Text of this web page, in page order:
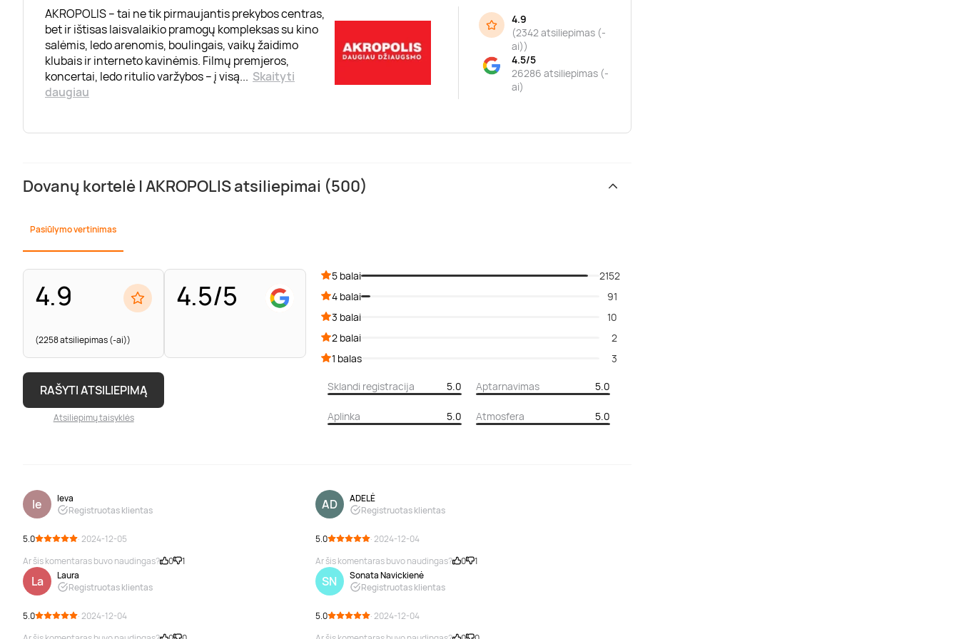
AKROPOLIS – tai ne tik pirmaujantis prekybos centras,
bet ir ištisas laisvalaikio pramogų kompleksas su kino
salėmis, ledo arenomis, boulingais, vaikų žaidimo
klubais ir interneto kavinėmis. Filmų premjeros,
koncertai, ledo ritulio varžybos – į visą... Skaityti
daugiau
4.9
(2342 atsiliepimas (-
ai))
4.5/5
26286 atsiliepimas (-
ai)
Dovanų kortelė | AKROPOLIS atsiliepimai (500)
Pasiūlymo vertinimas
4.9
(2258 atsiliepimas (-ai))
4.5/5
RAŠYTI ATSILIEPIMĄ
Atsiliepimų taisyklės
5 balai
2152
4 balai
91
3 balai
10
2 balai
2
1 balas
3
Sklandi registracija 5.0 Aptarnavimas 5.0
Aplinka 5.0 Atmosfera 5.0
Ie
Ieva
Registruotas klientas
5.0
· 2024-12-05
Ar šis komentaras buvo naudingas?
0 1
AD
ADELĖ
Registruotas klientas
5.0
· 2024-12-04
Ar šis komentaras buvo naudingas?
0 1
La
Laura
Registruotas klientas
5.0
· 2024-12-04
SN
Sonata Navickienė
Registruotas klientas
5.0
· 2024-12-04